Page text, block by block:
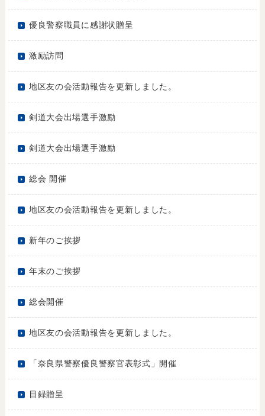
優良警察職員に感謝状贈呈
激励訪問
地区友の会活動報告を更新しました。
剣道大会出場選手激励
剣道大会出場選手激励
総会 開催
地区友の会活動報告を更新しました。
新年のご挨拶
年末のご挨拶
総会開催
地区友の会活動報告を更新しました。
「奈良県警察優良警察官表彰式」開催
目録贈呈